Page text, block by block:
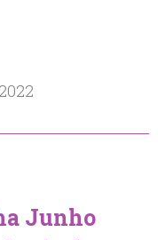
Junho